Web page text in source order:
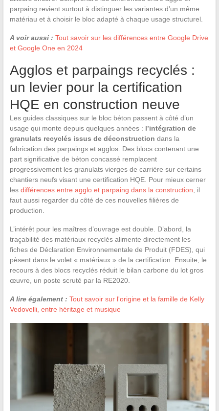
parpaing revient surtout à distinguer les variantes d’un même
matériau et à choisir le bloc adapté à chaque usage structurel.
A voir aussi : Tout savoir sur les différences entre Google Drive
et Google One en 2024
Agglos et parpaings recyclés :
un levier pour la certification
HQE en construction neuve
Les guides classiques sur le bloc béton passent à côté d’un
usage qui monte depuis quelques années : l’intégration de
granulats recyclés issus de déconstruction dans la
fabrication des parpaings et agglos. Des blocs contenant une
part significative de béton concassé remplacent
progressivement les granulats vierges de carrière sur certains
chantiers neufs visant une certification HQE. Pour mieux cerner
les différences entre agglo et parpaing dans la construction , il
faut aussi regarder du côté de ces nouvelles filières de
production.
L’intérêt pour les maîtres d’ouvrage est double. D’abord, la
traçabilité des matériaux recyclés alimente directement les
fiches de Déclaration Environnementale de Produit (FDES), qui
pèsent dans le volet « matériaux » de la certification. Ensuite, le
recours à des blocs recyclés réduit le bilan carbone du lot gros
œuvre, un poste scruté par la RE2020.
A lire également : Tout savoir sur l'origine et la famille de Kelly
Vedovelli, entre héritage et musique